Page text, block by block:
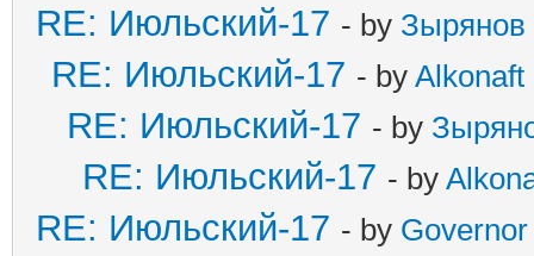
RE: Июльский-17 - by Зырянов
RE: Июльский-17 - by Alkonaft
RE: Июльский-17 - by
RE: Июльский-17 - by
RE: Июльский-17 - by Governor